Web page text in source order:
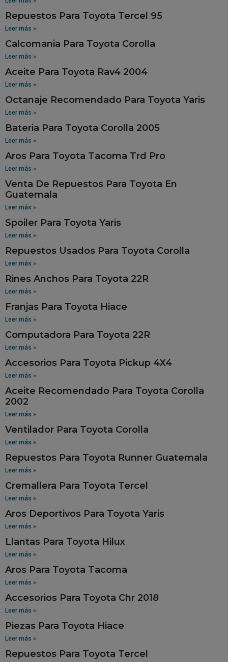
Repuestos Para Toyota Tercel 95
Leer más »
Calcomania Para Toyota Corolla
Leer más »
Aceite Para Toyota Rav4 2004
Leer más »
Octanaje Recomendado Para Toyota Yaris
Leer más »
Bateria Para Toyota Corolla 2005
Leer más »
Aros Para Toyota Tacoma Trd Pro
Leer más »
Venta De Repuestos Para Toyota En
Guatemala
Leer más »
Spoiler Para Toyota Yaris
Leer más »
Repuestos Usados Para Toyota Corolla
Leer más »
Rines Anchos Para Toyota 22R
Leer más »
Franjas Para Toyota Hiace
Leer más »
Computadora Para Toyota 22R
Leer más »
Accesorios Para Toyota Pickup 4X4
Leer más »
Aceite Recomendado Para Toyota Corolla
2002
Leer más »
Ventilador Para Toyota Corolla
Leer más »
Repuestos Para Toyota Runner Guatemala
Leer más »
Cremallera Para Toyota Tercel
Leer más »
Aros Deportivos Para Toyota Yaris
Leer más »
Llantas Para Toyota Hilux
Leer más »
Aros Para Toyota Tacoma
Leer más »
Accesorios Para Toyota Chr 2018
Leer más »
Piezas Para Toyota Hiace
Leer más »
Repuestos Para Toyota Tercel